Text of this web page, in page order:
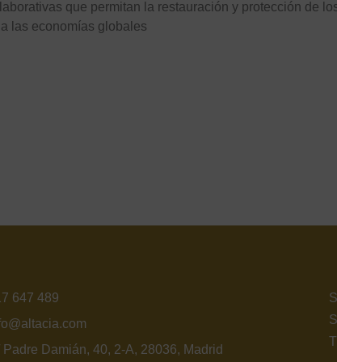
que permitan la restauración y protección de
las economías globales
647 489
Padre Damián, 40, 2-A, 28036, Madrid